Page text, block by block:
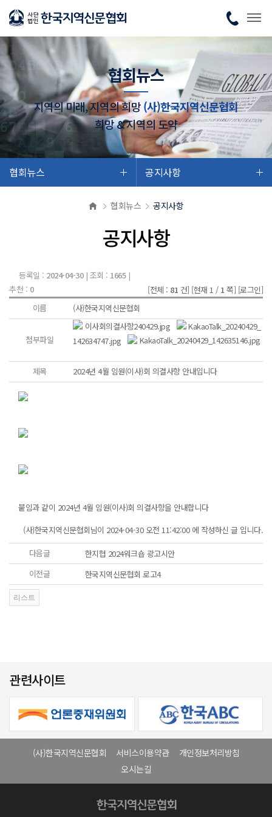
협회뉴스
지역의 미래, 지역의 희망(사)한국지역신문협회
희망 & 지역의 도약
협회뉴스 공지사항
협회뉴스 공지사항
공지사항
등록일 : 2024-04-30| 조회 : 1665|
추천 : 0 [전체 : 81 건] [현재 1 / 1 쪽] [로그인]
이름
(사)한국지역신문협회
첨부파일
이사회의결사항240429.jpg
KakaoTalk_20240429_
142634747.jpg
KakaoTalk_20240429_142635146.jpg
제목 2024년 4월 임원(이사)회 의결사항 안내입니다
붙임과 같이 2024년 4월 임원(이사)회 의결사항을 안내합니다
(사)한국지역신문협회님이 2024-04-30 오전 11:42:00 에 작성하신 글 입니다.
다음글
한지협 2024워크숍 광고시안
이전글
한국지역신문협회 로고4
관련사이트
(사)한국지역신문협회 서비스이용약관
개인정보처리방침
오시는길